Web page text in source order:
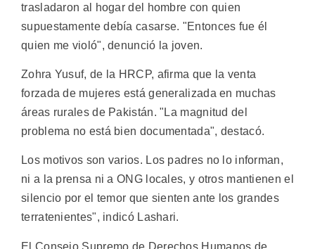
trasladaron al hogar del hombre con quien
supuestamente debía casarse. "Entonces fue él
quien me violó", denunció la joven.
Zohra Yusuf, de la HRCP, afirma que la venta
forzada de mujeres está generalizada en muchas
áreas rurales de Pakistán. "La magnitud del
problema no está bien documentada", destacó.
Los motivos son varios. Los padres no lo informan,
ni a la prensa ni a ONG locales, y otros mantienen el
silencio por el temor que sienten ante los grandes
terratenientes", indicó Lashari.
El Consejo Supremo de Derechos Humanos de